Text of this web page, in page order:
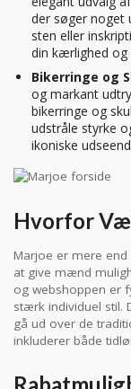
der søger noget
sten eller
din kærlighed og
Bikerringe og
og markant
bikerringe og
udstråle styrke
ikoniske
Hvorfor
Marjoe er mere
at give mænd
og webshoppen er
stærk individuel stil.
gå ud over de
inkluderer både